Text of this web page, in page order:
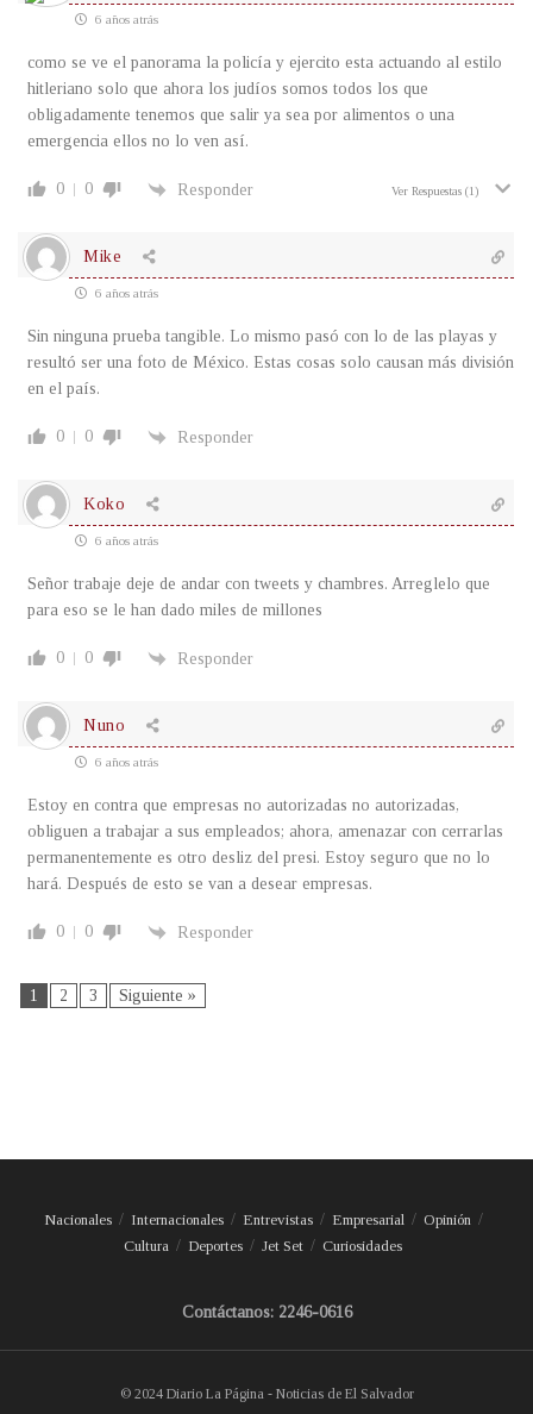
6 años atrás
como se ve el panorama la policía y ejercito esta actuando al estilo
hitleriano solo que ahora los judíos somos todos los que
obligadamente tenemos que salir ya sea por alimentos o una
emergencia ellos no lo ven así.
0 0 Responder Ver Respuestas (1)
Mike
6 años atrás
Sin ninguna prueba tangible. Lo mismo pasó con lo de las playas y
resultó ser una foto de México. Estas cosas solo causan más división
en el país.
0 0 Responder
Koko
6 años atrás
Señor trabaje deje de andar con tweets y chambres. Arreglelo que
para eso se le han dado miles de millones
0 0 Responder
Nuno
6 años atrás
Estoy en contra que empresas no autorizadas no autorizadas,
obliguen a trabajar a sus empleados; ahora, amenazar con cerrarlas
permanentemente es otro desliz del presi. Estoy seguro que no lo
hará. Después de esto se van a desear empresas.
0 0 Responder
1 2 3 Siguiente »
Nacionales Internacionales Entrevistas Empresarial
Opinión
Cultura
Deportes Jet Set Curiosidades
Contáctanos: 2246-0616
© 2024 Diario La Página - Noticias de El Salvador